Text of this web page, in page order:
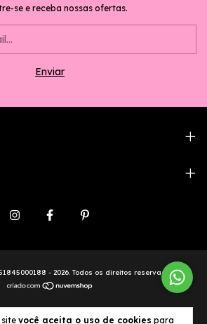
você aceita o uso de cookies para
se e receba nossas ofertas.
- 2026. Todos os direitos reservados.